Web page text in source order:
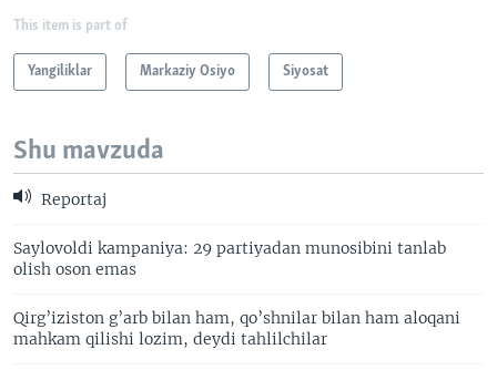
This item is part of
Yangiliklar Markaziy Osiyo Siyosat
Shu mavzuda
Reportaj
Saylovoldi kampaniya: 29 partiyadan munosibini tanlab
olish oson emas
Qirg’iziston g’arb bilan ham, qo’shnilar bilan ham aloqani
mahkam qilishi lozim, deydi tahlilchilar